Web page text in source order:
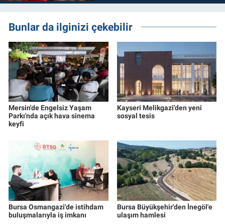
Bunlar da ilginizi çekebilir
Mersin'de Engelsiz Yaşam
Parkı'nda açık hava sinema
keyfi
Kayseri Melikgazi'den yeni
sosyal tesis
Bursa Osmangazi'de istihdam
buluşmalarıyla iş imkanı
Bursa Büyükşehir'den İnegöl'e
ulaşım hamlesi